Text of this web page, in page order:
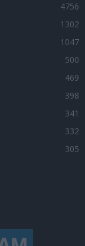
4756
1302
1047
500
469
398
341
332
305